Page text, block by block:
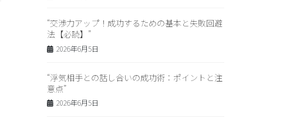
“交渉力アップ！成功するための基本と失敗回避
法【必読】”
2026年6月5日
“浮気相手との話し合いの成功術：ポイントと注
意点”
2026年6月5日